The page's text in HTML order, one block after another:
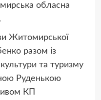
обласна
Житомирської
разом із
та туризму
Руденькою
КП